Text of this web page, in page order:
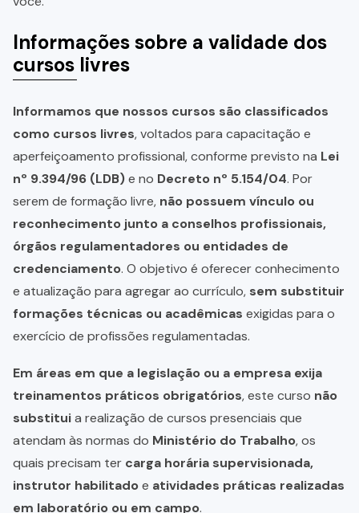
Informações sobre a validade dos
cursos livres
Informamos que nossos cursos são classificados
como cursos livres, voltados para capacitação e
aperfeiçoamento profissional, conforme previsto na Lei
nº 9.394/96 (LDB)e no Decreto nº 5.154/04. Por
serem de formação livre, não possuem vínculo ou
reconhecimento junto a conselhos profissionais,
órgãos regulamentadores ou entidades de
credenciamento. O objetivo é oferecer conhecimento
e atualização para agregar ao currículo, sem substituir
formações técnicas ou acadêmicas exigidas para o
exercício de profissões regulamentadas.
Em áreas em que a legislação ou a empresa exija
treinamentos práticos obrigatórios, este curso não
substituia realização de cursos presenciais que
atendam às normas do Ministério do Trabalho, os
quais precisam ter carga horária supervisionada,
instrutor habilitadoe atividades práticas realizadas
em laboratório ou em campo.